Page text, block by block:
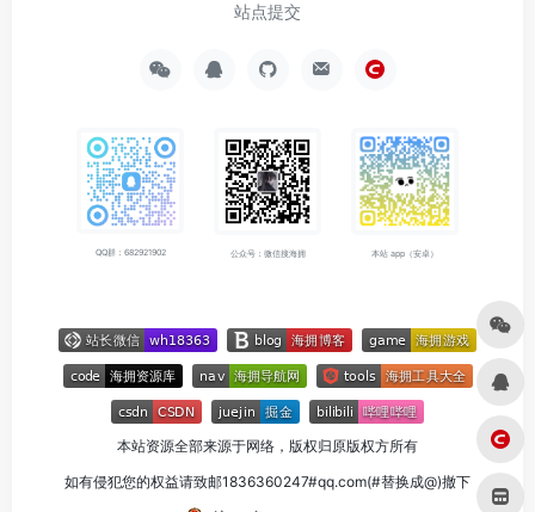
站点提交
QQ群：682921902 公众号：微信搜海拥 本站 app（安卓）
本站资源全部来源于网络，版权归原版权方所有
如有侵犯您的权益请致邮1836360247#qq.com(#替换成@)撤下